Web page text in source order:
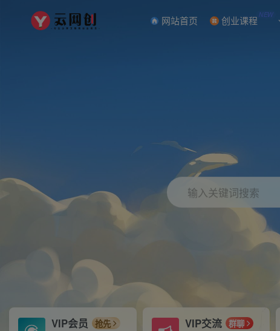
网站首页 创业课程 NEW
输入关键词搜索
VIP会员 抢先 VIP交流 群聊